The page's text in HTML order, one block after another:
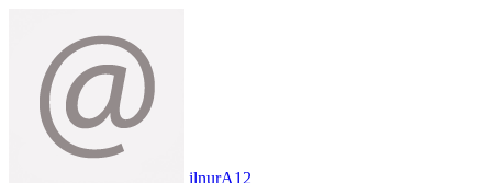
ilnurA12